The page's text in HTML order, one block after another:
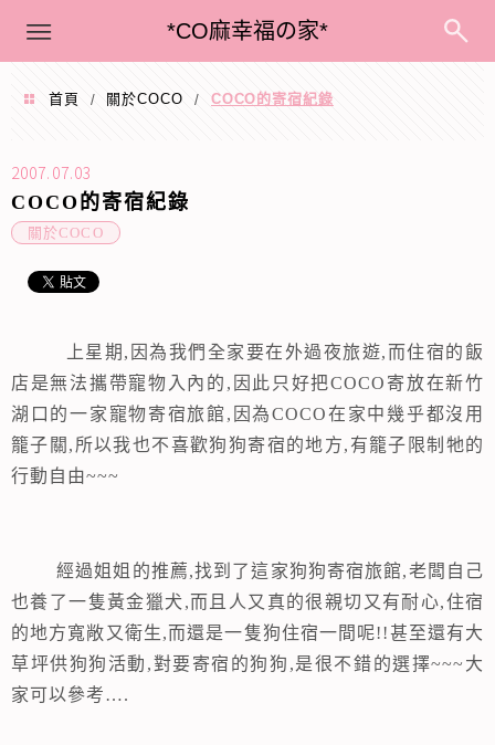
*CO麻幸福の家*
menu
首頁 / 關於COCO / COCO的寄宿紀錄
2007.07.03
COCO的寄宿紀錄
關於COCO
上星期 , 因為我們全家要在外過夜旅遊, 而住宿的飯
店是無法攜帶寵物入內的 , 因此只好把COCO 寄放在新竹
湖口的一家寵物寄宿旅館 , 因為COCO在家中幾乎都沒用
籠子關 , 所以我也不喜歡狗狗寄宿的地方,有籠子 限制牠的
行動自由~~~
經過姐姐的推薦,找到了這家狗狗寄宿旅館,老闆自己
也養了一隻黃金獵犬,而且人又真的很親切又有耐心,住宿
的地方寬敞又衛生,而還是一隻狗住宿一間呢!!甚至還有大
草坪供狗狗活動 ,對要寄宿的狗狗 ,是很不錯的選擇~~~大
家可以參考….